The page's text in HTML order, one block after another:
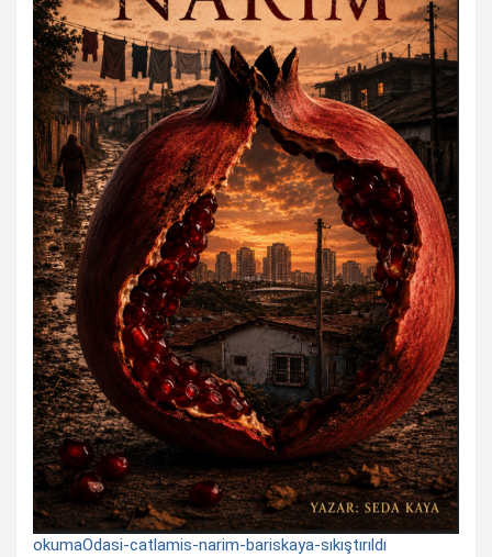
okumaOdasi-catlamis-narim-bariskaya-sıkıştırıldı